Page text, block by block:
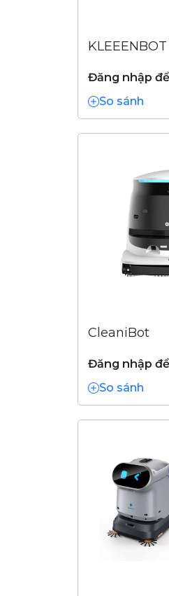
Đăng nhập
So sánh
CleaniBot
Đăng nhập
So sánh